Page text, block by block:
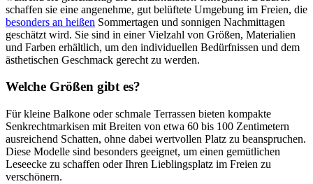
schaffen sie eine angenehme, gut belüftete Umgebung im Freien, die
besonders an heißen Sommertagen und sonnigen Nachmittagen
geschätzt wird. Sie sind in einer Vielzahl von Größen, Materialien
und Farben erhältlich, um den individuellen Bedürfnissen und dem
ästhetischen Geschmack gerecht zu werden.
Welche Größen gibt es?
Für kleine Balkone oder schmale Terrassen bieten kompakte
Senkrechtmarkisen mit Breiten von etwa 60 bis 100 Zentimetern
ausreichend Schatten, ohne dabei wertvollen Platz zu beanspruchen.
Diese Modelle sind besonders geeignet, um einen gemütlichen
Leseecke zu schaffen oder Ihren Lieblingsplatz im Freien zu
verschönern.